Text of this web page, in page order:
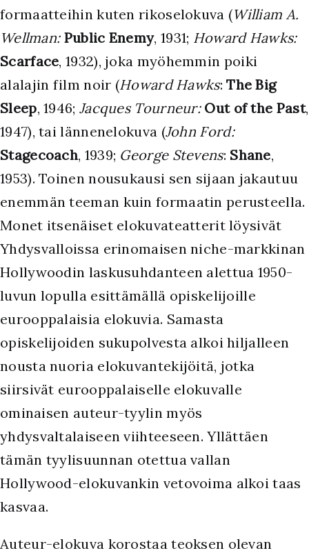
formaatteihin kuten rikoselokuva (William A.
Wellman: Public Enemy, 1931; Howard Hawks:
Scarface, 1932), joka myöhemmin poiki
alalajin film noir (Howard Hawks:The Big
Sleep, 1946; Jacques Tourneur: Out of the Past,
1947), tai lännenelokuva (John Ford:
Stagecoach, 1939; George Stevens: Shane,
1953). Toinen nousukausi sen sijaan jakautuu
enemmän teeman kuin formaatin perusteella.
Monet itsenäiset elokuvateatterit löysivät
Yhdysvalloissa erinomaisen niche-markkinan
Hollywoodin laskusuhdanteen alettua 1950-
luvun lopulla esittämällä opiskelijoille
eurooppalaisia elokuvia. Samasta
opiskelijoiden sukupolvesta alkoi hiljalleen
nousta nuoria elokuvantekijöitä, jotka
siirsivät eurooppalaiselle elokuvalle
ominaisen auteur-tyylin myös
yhdysvaltalaiseen viihteeseen. Yllättäen
tämän tyylisuunnan otettua vallan
Hollywood-elokuvankin vetovoima alkoi taas
kasvaa.
Auteur-elokuva korostaa teoksen olevan